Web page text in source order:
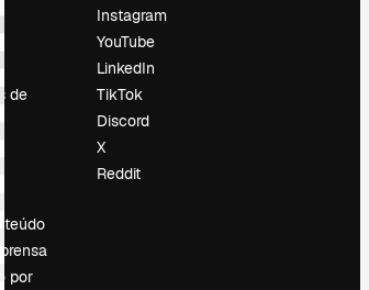
de
por
Instagram
YouTube
LinkedIn
TikTok
Discord
X
Reddit